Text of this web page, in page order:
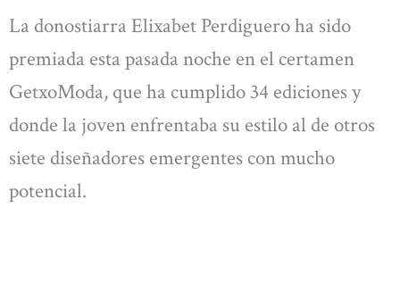
La donostiarra Elixabet Perdiguero ha sido
premiada esta pasada noche en el certamen
GetxoModa, que ha cumplido 34 ediciones y
donde la joven enfrentaba su estilo al de otros
siete diseñadores emergentes con mucho
potencial.